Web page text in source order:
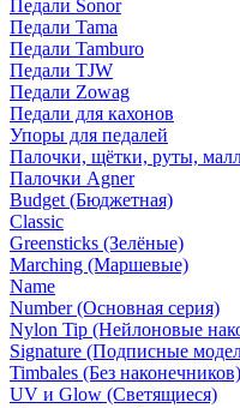
Педали Sonor
Педали Tama
Педали Tamburo
Педали TJW
Педали Zowag
Педали для кахонов
Упоры для педалей
Палочки, щётки, руты,
Палочки Agner
Budget (Бюджетная)
Classic
Greensticks (Зелёные)
Marching (Маршевые)
Name
Number (Основная серия)
Nylon Tip (Нейлоновые
Signature (Подписные
Timbales (Без наконечников)
UV и Glow (Светящиеся)